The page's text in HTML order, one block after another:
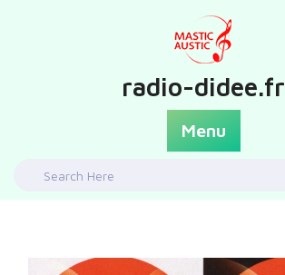
radio-didee.fr
Menu
Search